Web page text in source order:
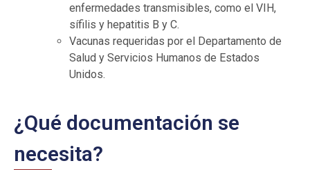
enfermedades transmisibles, como el VIH,
sífilis y hepatitis B y C.
Vacunas requeridas por el Departamento de
Salud y Servicios Humanos de Estados
Unidos.
¿Qué documentación se
necesita?